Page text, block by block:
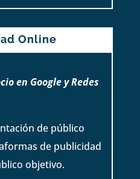
Online
en Google y Redes
de público
de publicidad
objetivo.